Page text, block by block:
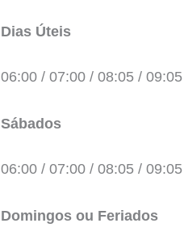
Dias Úteis
06:00 / 07:00 / 08:05 /
Sábados
06:00 / 07:00 / 08:05 /
Domingos ou Feriados